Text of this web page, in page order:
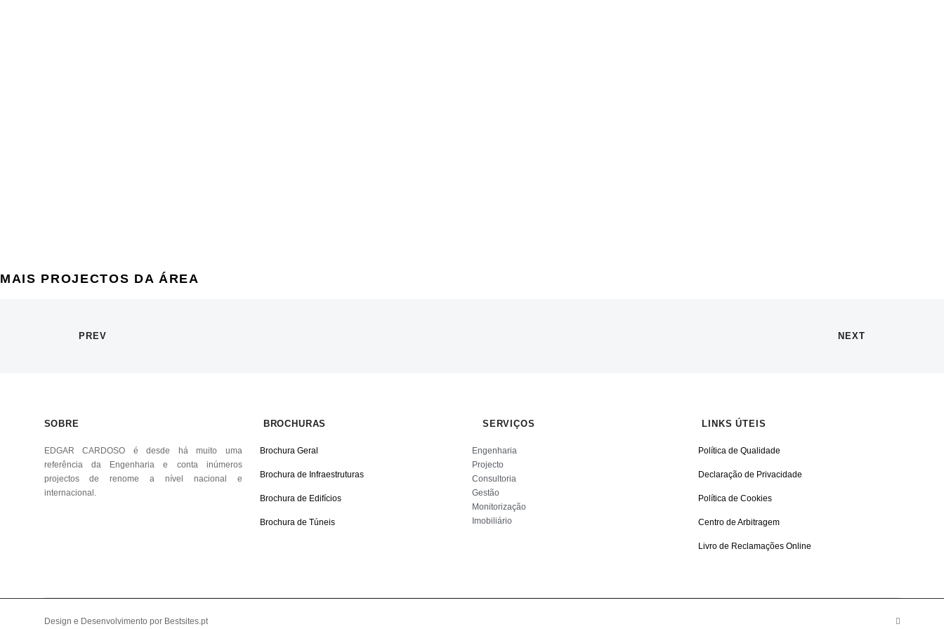
MAIS PROJECTOS DA ÁREA
PREV NEXT
SOBRE
EDGAR CARDOSO é desde há muito uma
referência da Engenharia e conta inúmeros
projectos de renome a nível nacional e
internacional.
BROCHURAS
Brochura Geral
Brochura de Infraestruturas
Brochura de Edifícios
Brochura de Túneis
SERVIÇOS
Engenharia
Projecto
Consultoria
Gestão
Monitorização
Imobiliário
LINKS ÚTEIS
Política de Qualidade
Declaração de Privacidade
Política de Cookies
Centro de Arbitragem
Livro de Reclamações Online
Design e Desenvolvimento por Bestsites.pt